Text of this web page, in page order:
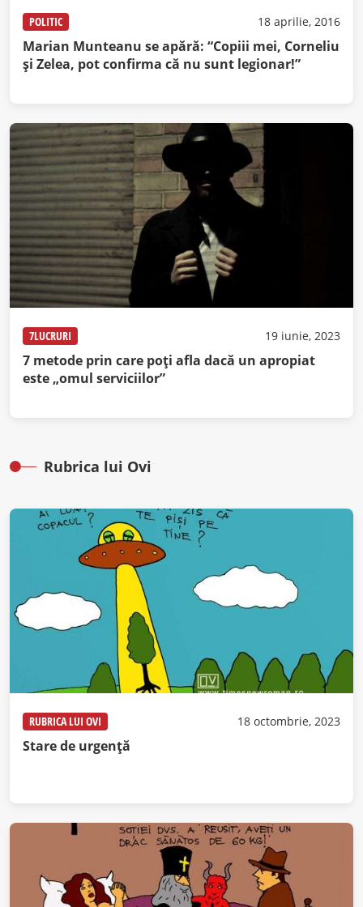
POLITIC 18 aprilie, 2016
Marian Munteanu se apără: “Copiii mei, Corneliu
şi Zelea, pot confirma că nu sunt legionar!”
7LUCRURI 19 iunie, 2023
7 metode prin care poți afla dacă un apropiat
este „omul serviciilor”
Rubrica lui Ovi
RUBRICA LUI OVI 18 octombrie, 2023
Stare de urgență